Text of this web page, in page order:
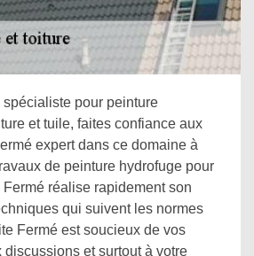
pour peinture
et tuile, faites confiance aux
expert dans ce domaine à
de peinture hydrofuge pour
réalise rapidement son
qui suivent les normes
Fermé est soucieux de vos
discussions et surtout à votre